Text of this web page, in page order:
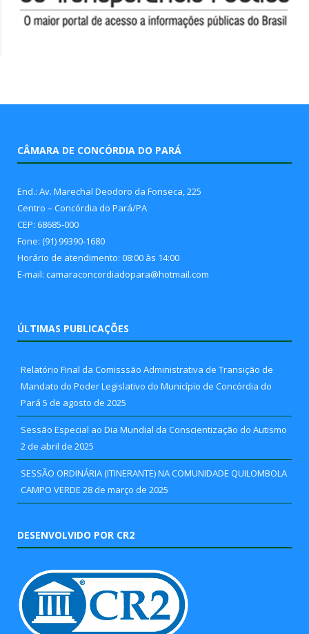
CÂMARA DE CONCÓRDIA DO PARÁ
End.: Av. Marechal Deodoro da Fonseca, 225
Centro – Concórdia do Pará/PA
CEP: 68685-000
Fone: (91) 99390-1680
Horário de atendimento: 08:00 às 14:00
E-mail: camaraconcordiadopara@hotmail.com
ÚLTIMAS PUBLICAÇÕES
Relatório Final da Comisssão Administrativa de Transição de
Mandato do Poder Legislativo do Município de Concórdia do
Pará 5 de agosto de 2025
Sessão Especial ao Dia Mundial da Conscientização do Autismo
2 de abril de 2025
SESSÃO ORDINÁRIA (ITINERANTE) NA COMUNIDADE QUILOMBOLA
CAMPO VERDE 28 de março de 2025
DESENVOLVIDO POR CR2